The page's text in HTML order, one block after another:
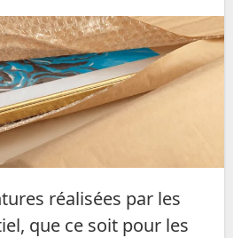
que ce soit pour les